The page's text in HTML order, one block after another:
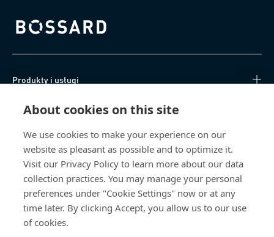
About cookies on this site
We use cookies to make your experience on our
website as pleasant as possible and to optimize it.
Visit our Privacy Policy to learn more about our data
collection practices. You may manage your personal
preferences under "Cookie Settings" now or at any
time later. By clicking Accept, you allow us to our use
of cookies.
Bossard homepage
Produkty i usługi
Centrum Wiedzy
Bezpośredni dostęp
Bossard Poland